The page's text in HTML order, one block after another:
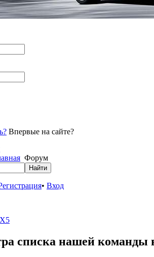
Впервые на сайте?
Форум
• Вход
списка нашей